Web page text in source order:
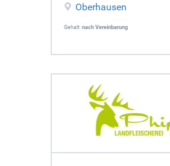
Oberhausen
Gehalt: nach Vereinbarung